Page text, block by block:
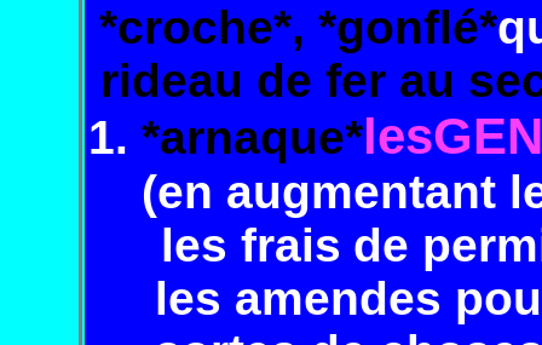
*croche*, *gonflé*
rideau de fer au
1. *arnaque*
(en augmentant
les frais de per
les amendes